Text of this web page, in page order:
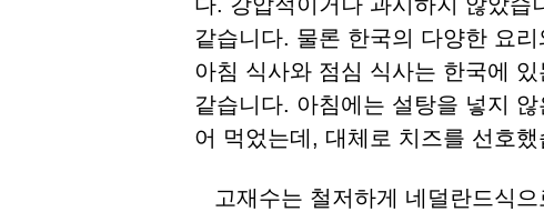
같습니다. 물론 한국의 다양한 요
아침 식사와 점심 식사는 한국에
같습니다. 아침에는 설탕을 넣지
어 먹었는데, 대체로 치즈를 선호했
고재수는 철저하게 네덜란드식